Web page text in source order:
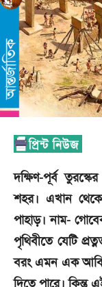
দক্ষিণ-পূর্ব
শহর। এখান
পাহাড়। নাম-
পৃথিবীতে যেটি
বরং এমন এক
দিতে পারে। কিন্তু